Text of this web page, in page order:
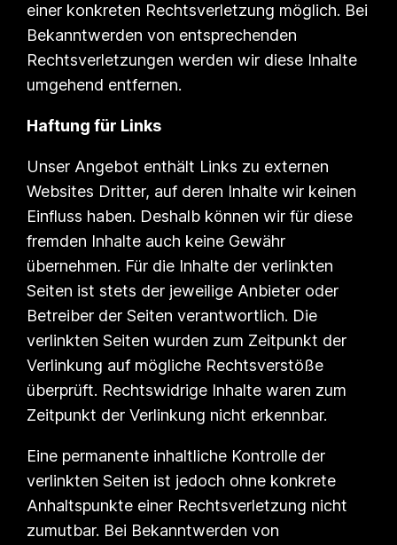
einer konkreten Rechtsverletzung möglich. Bei
Bekanntwerden von entsprechenden
Rechtsverletzungen werden wir diese Inhalte
umgehend entfernen.
Haftung für Links
Unser Angebot enthält Links zu externen
Websites Dritter, auf deren Inhalte wir keinen
Einfluss haben. Deshalb können wir für diese
fremden Inhalte auch keine Gewähr
übernehmen. Für die Inhalte der verlinkten
Seiten ist stets der jeweilige Anbieter oder
Betreiber der Seiten verantwortlich. Die
verlinkten Seiten wurden zum Zeitpunkt der
Verlinkung auf mögliche Rechtsverstöße
überprüft. Rechtswidrige Inhalte waren zum
Zeitpunkt der Verlinkung nicht erkennbar.
Eine permanente inhaltliche Kontrolle der
verlinkten Seiten ist jedoch ohne konkrete
Anhaltspunkte einer Rechtsverletzung nicht
zumutbar. Bei Bekanntwerden von